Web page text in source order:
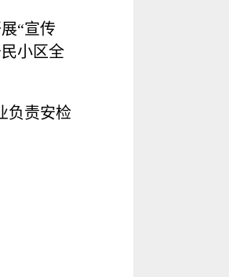
“宣传
小区全
负责安检